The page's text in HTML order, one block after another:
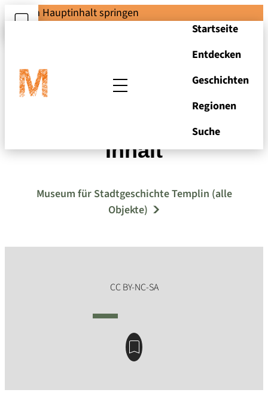
Zum Hauptinhalt springen
Startseite
Entdecken
Geschichten
Regionen
Suche
Griffelkasten mit
Inhalt
Museum für Stadtgeschichte Templin (alle
Objekte)